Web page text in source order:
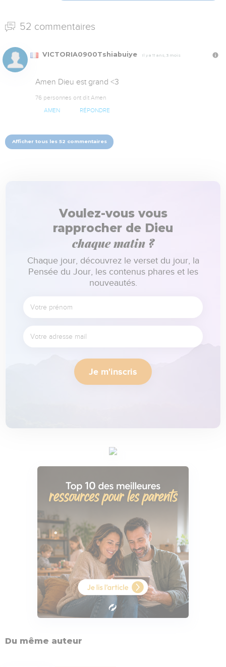
52 commentaires
VICTORIA0900Tshiabuiye Il y a 11 ans, 3 mois
Amen Dieu est grand <3
76 personnes ont dit Amen
AMEN RÉPONDRE
Afficher tous les 52 commentaires
Voulez-vous vous
rapprocher de Dieu
chaque matin ?
Chaque jour, découvrez le verset du jour, la
Pensée du Jour, les contenus phares et les
nouveautés.
Je m'inscris
Du même auteur